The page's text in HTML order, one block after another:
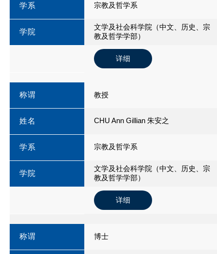
学系 宗教及哲学系
学院
文学及社会科学院（中文、历史、宗
教及哲学学部）
详细
称谓 教授
姓名 CHU Ann Gillian 朱安之
学系 宗教及哲学系
学院
文学及社会科学院（中文、历史、宗
教及哲学学部）
详细
称谓 博士